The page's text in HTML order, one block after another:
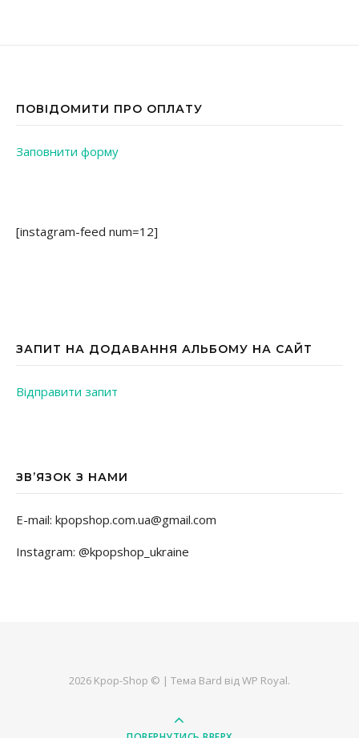
ПОВІДОМИТИ ПРО ОПЛАТУ
Заповнити форму
[instagram-feed num=12]
ЗАПИТ НА ДОДАВАННЯ АЛЬБОМУ НА САЙТ
Відправити запит
ЗВ’ЯЗОК З НАМИ
E-mail: kpopshop.com.ua@gmail.com
Instagram: @kpopshop_ukraine
2026 Kpop-Shop © | Тема Bard відWP Royal.